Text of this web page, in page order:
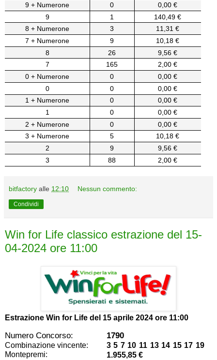
9 + Numerone
0
0,00 €
9
1
140,49 €
8 + Numerone
3
11,31 €
7 + Numerone
9
10,18 €
8
26
9,56 €
7
165
2,00 €
0 + Numerone
0
0,00 €
0
0
0,00 €
1 + Numerone
0
0,00 €
1
0
0,00 €
2 + Numerone
0
0,00 €
3 + Numerone
5
10,18 €
2
9
9,56 €
3
88 2,00 €
bitfactory alle 12:10 Nessun commento:
Condividi
Win for Life classico estrazione del 15-
04-2024 ore 11:00
Estrazione Win for Life del 15 aprile 2024 ore 11:00
Numero Concorso: 1790
Combinazione vincente:
3 5 7 10 11 13 14 15 17 19
Montepremi:
1.955,85 €